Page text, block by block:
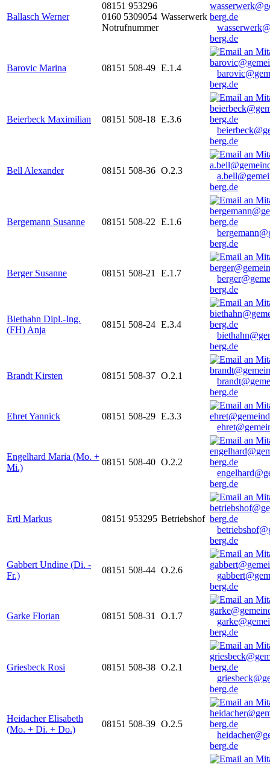
Ballasch Werner
08151 953296
0160 5309054
Notrufnummer
Wasserwerk
berg.de
Barovic Marina 08151 508-49 E.1.4
berg.de
Beierbeck Maximilian 08151 508-18 E.3.6
berg.de
Bell Alexander 08151 508-36 O.2.3
berg.de
Bergemann Susanne 08151 508-22 E.1.6
berg.de
Berger Susanne 08151 508-21 E.1.7
berg.de
Biethahn Dipl.-Ing.
(FH) Anja
08151 508-24 E.3.4
berg.de
Brandt Kirsten 08151 508-37 O.2.1
berg.de
Ehret Yannick 08151 508-29 E.3.3
Engelhard Maria (Mo. +
Mi.)
08151 508-40 O.2.2
berg.de
Ertl Markus 08151 953295 Betriebshof
berg.de
Gabbert Undine (Di. -
Fr.)
08151 508-44 O.2.6
berg.de
Garke Florian 08151 508-31 O.1.7
berg.de
Griesbeck Rosi 08151 508-38 O.2.1
berg.de
Heidacher Elisabeth
(Mo. + Di. + Do.)
08151 508-39 O.2.5
berg.de